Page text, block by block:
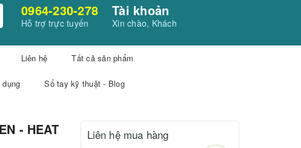
0964-230-278
Hỗ trợ trực tuyến
Tài khoản
Xin chào, Khách
Liên hệ Tất cả sản phẩm
Sổ tay kỹ thuật - Blog
- HEAT
Liên hệ mua hàng